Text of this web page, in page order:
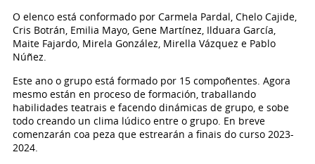
O elenco está conformado por Carmela Pardal, Chelo Cajide,
Cris Botrán, Emilia Mayo, Gene Martínez, Ilduara García,
Maite Fajardo, Mirela González, Mirella Vázquez e Pablo
Núñez.
Este ano o grupo está formado por 15 compoñentes. Agora
mesmo están en proceso de formación, traballando
habilidades teatrais e facendo dinámicas de grupo, e sobe
todo creando un clima lúdico entre o grupo. En breve
comenzarán coa peza que estrearán a finais do curso 2023-
2024.